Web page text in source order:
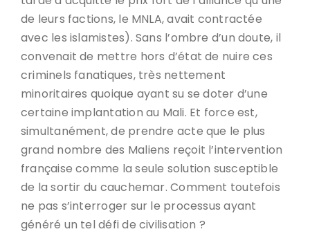
de leurs factions, le MNLA, avait contractée
avec les islamistes). Sans l’ombre d’un doute, il
convenait de mettre hors d’état de nuire ces
criminels fanatiques, très nettement
minoritaires quoique ayant su se doter d’une
certaine implantation au Mali. Et force est,
simultanément, de prendre acte que le plus
grand nombre des Maliens reçoit l’intervention
française comme la seule solution susceptible
de la sortir du cauchemar. Comment toutefois
ne pas s’interroger sur le processus ayant
généré un tel défi de civilisation ?